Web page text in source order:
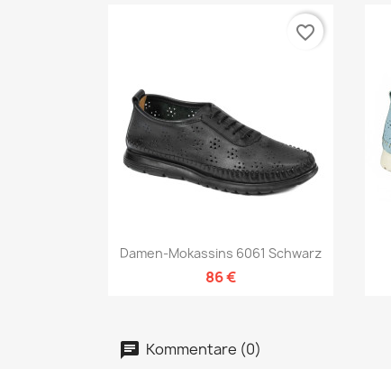
Vorschau
Damen-Mokassins 6061 Schwarz
86 €
favorite_border
Kommentare (0)